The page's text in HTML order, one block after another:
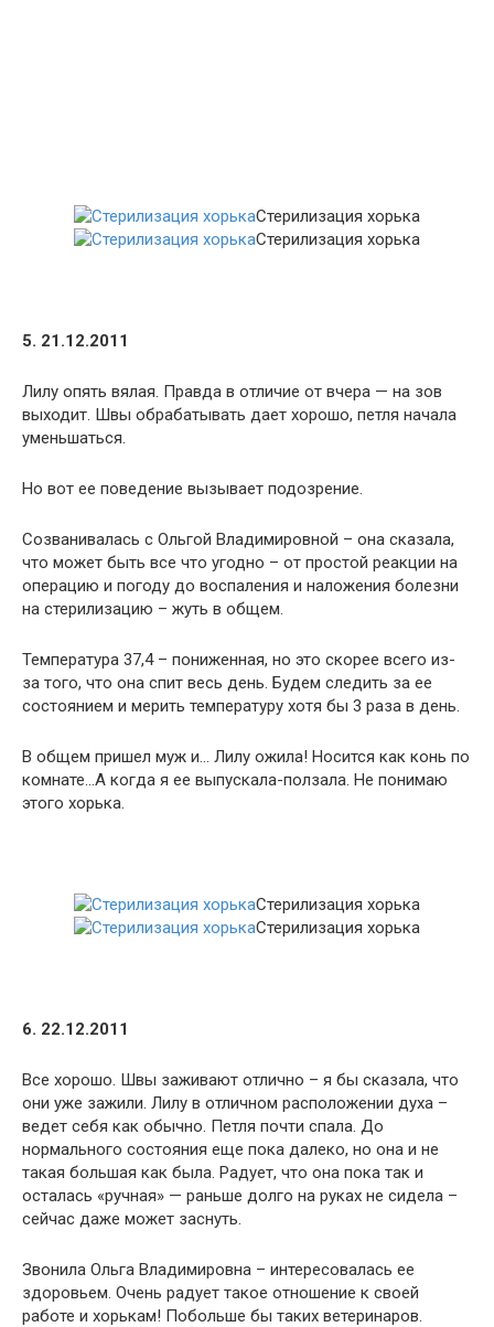
Стерилизация хорька
Стерилизация хорька
5. 21.12.2011
Лилу опять вялая. Правда в отличие от вчера — на зов
выходит. Швы обрабатывать дает хорошо, петля начала
уменьшаться.
Но вот ее поведение вызывает подозрение.
Созванивалась с Ольгой Владимировной – она сказала,
что может быть все что угодно – от простой реакции на
операцию и погоду до воспаления и наложения болезни
на стерилизацию – жуть в общем.
Температура 37,4 – пониженная, но это скорее всего из-
за того, что она спит весь день. Будем следить за ее
состоянием и мерить температуру хотя бы 3 раза в день.
В общем пришел муж и… Лилу ожила! Носится как конь по
комнате…А когда я ее выпускала-ползала. Не понимаю
этого хорька.
Стерилизация хорька
Стерилизация хорька
6. 22.12.2011
Все хорошо. Швы заживают отлично – я бы сказала, что
они уже зажили. Лилу в отличном расположении духа –
ведет себя как обычно. Петля почти спала. До
нормального состояния еще пока далеко, но она и не
такая большая как была. Радует, что она пока так и
осталась «ручная» — раньше долго на руках не сидела –
сейчас даже может заснуть.
Звонила Ольга Владимировна – интересовалась ее
здоровьем. Очень радует такое отношение к своей
работе и хорькам! Побольше бы таких ветеринаров.